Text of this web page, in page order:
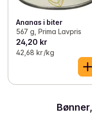
Ananas i biter
567 g, Prima Lavpris
24,20 kr
42,68 kr /kg